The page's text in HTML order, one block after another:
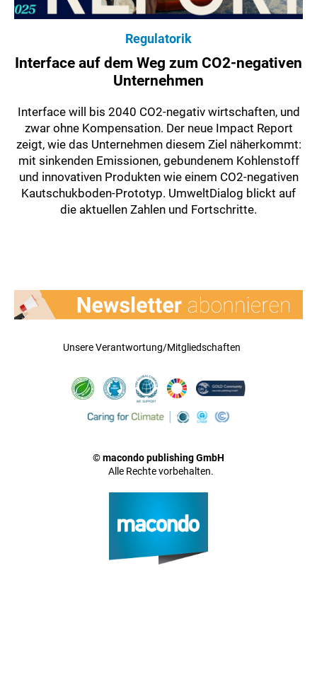
Regulatorik
Interface auf dem Weg zum CO2-negativen
Unternehmen
Interface will bis 2040 CO2-negativ wirtschaften, und
zwar ohne Kompensation. Der neue Impact Report
zeigt, wie das Unternehmen diesem Ziel näherkommt:
mit sinkenden Emissionen, gebundenem Kohlenstoff
und innovativen Produkten wie einem CO2-negativen
Kautschukboden-Prototyp. UmweltDialog blickt auf
die aktuellen Zahlen und Fortschritte.
Unsere Verantwortung/Mitgliedschaften
© macondo publishing GmbH
Alle Rechte vorbehalten.